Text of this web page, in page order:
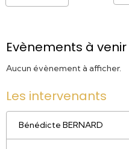
Evènements à venir
Aucun évènement à afficher.
Les intervenants
Bénédicte BERNARD